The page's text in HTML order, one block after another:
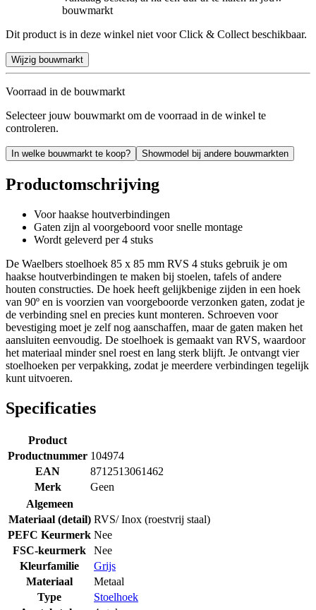
bouwmarkt
Dit product is in deze winkel niet voor Click & Collect beschikbaar.
Wijzig bouwmarkt
Voorraad in de bouwmarkt
Selecteer jouw bouwmarkt om de voorraad in de winkel te
controleren.
In welke bouwmarkt te koop? Showmodel bij andere bouwmarkten
Productomschrijving
Voor haakse houtverbindingen
Gaten zijn al voorgeboord voor snelle montage
Wordt geleverd per 4 stuks
De Waelbers stoelhoek 85 x 85 mm RVS 4 stuks gebruik je om
haakse houtverbindingen te maken bij stoelen, tafels of andere
houten constructies. De hoek heeft gelijkbenige zijden in een hoek
van 90º en is voorzien van voorgeboorde verzonken gaten, zodat je
de verbinding snel en precies kunt monteren. Schroeven voor
bevestiging moet je zelf nog aanschaffen, maar de gaten maken het
aansluiten eenvoudig. De stoelhoek is gemaakt van RVS, waardoor
het materiaal minder snel roest en lang sterk blijft. Je ontvangt vier
stoelhoeken per verpakking, zodat je meerdere verbindingen tegelijk
kunt uitvoeren.
Specificaties
Product
Productnummer 104974
EAN
8712513061462
Merk
Geen
Algemeen
Materiaal (detail) RVS/ Inox (roestvrij staal)
PEFC Keurmerk Nee
FSC-keurmerk
Nee
Kleurfamilie
Grijs
Materiaal
Metaal
Type
Stoelhoek